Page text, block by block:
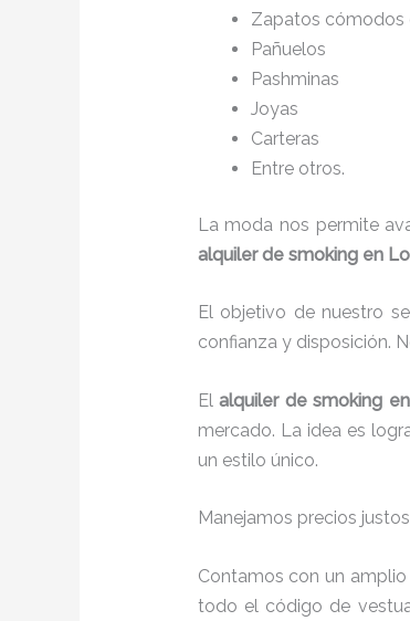
Zapatos cómodos
Pañuelos
Pashminas
Joyas
Carteras
Entre otros.
La moda nos permite
alquiler de smoking en
El objetivo de nuestro
confianza y disposición.
Elalquiler de smoking
mercado. La idea es
un estilo único.
Manejamos precios
Contamos con un
todo el código de